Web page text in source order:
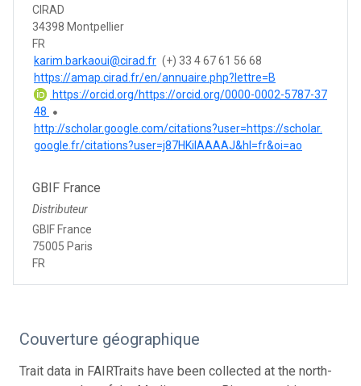
CIRAD
34398 Montpellier
FR
karim.barkaoui@cirad.fr (+) 33 4 67 61 56 68
https://amap.cirad.fr/en/annuaire.php?lettre=B
https://orcid.org/https://orcid.org/0000-0002-5787-37
48
http://scholar.google.com/citations?user=https://scholar.
google.fr/citations?user=j87HKiIAAAAJ&hl=fr&oi=ao
GBIF France
Distributeur
GBIF France
75005 Paris
FR
Couverture géographique
Trait data in FAIRTraits have been collected at the north-